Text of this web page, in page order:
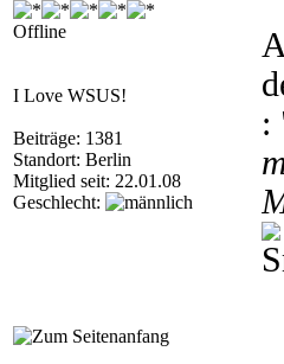
Offline
I Love WSUS!
Beiträge: 1381
Standort: Berlin
Mitglied seit: 22.01.08
Geschlecht:
: